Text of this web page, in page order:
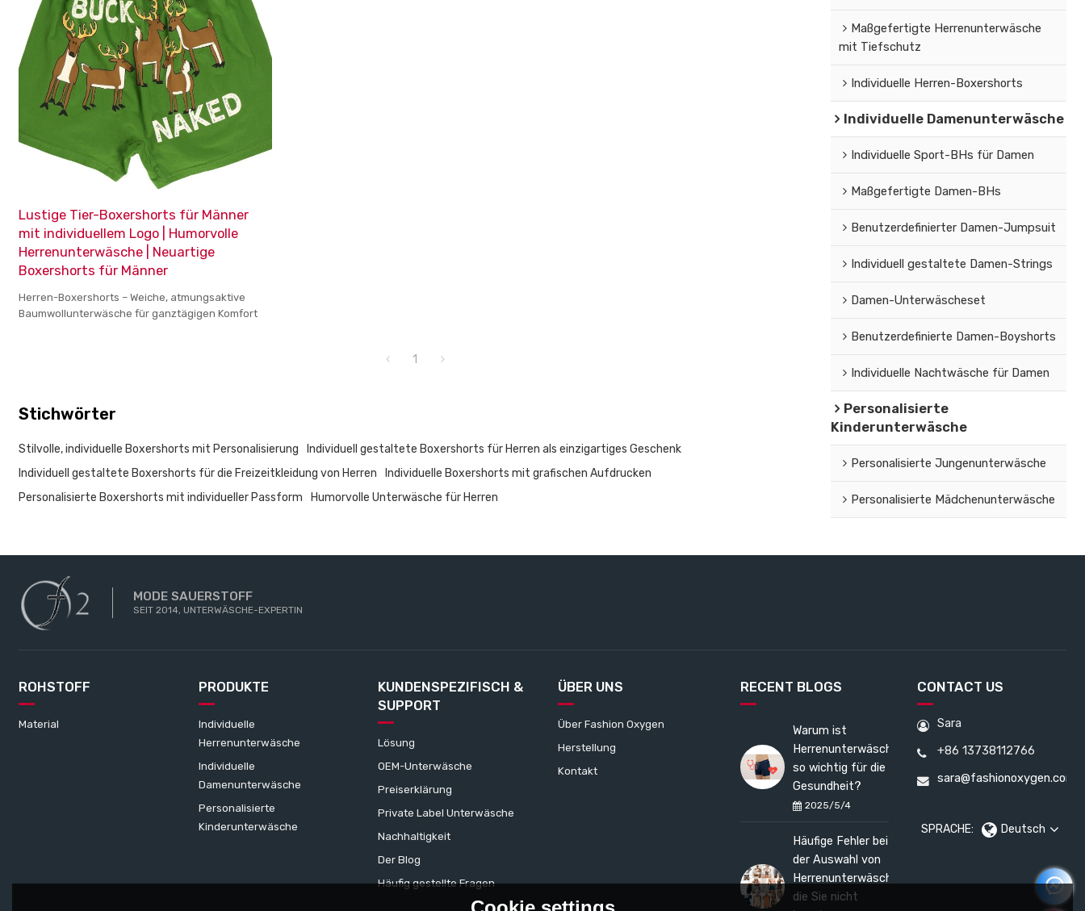
Lustige Tier-Boxershorts für Männer
mit individuellem Logo | Humorvolle
Herrenunterwäsche | Neuartige
Boxershorts für Männer
Herren-Boxershorts – Weiche, atmungsaktive
Baumwollunterwäsche für ganztägigen Komfort
1
Stichwörter
Stilvolle, individuelle Boxershorts mit Personalisierung
Individuell gestaltete Boxershorts für Herren als einzigartiges Geschenk
Individuell gestaltete Boxershorts für die Freizeitkleidung von Herren
Individuelle Boxershorts mit grafischen Aufdrucken
Personalisierte Boxershorts mit individueller Passform
Humorvolle Unterwäsche für Herren
Maßgefertigte Herrenunterwäsche
mit Tiefschutz
Individuelle Herren-Boxershorts
Individuelle Damenunterwäsche
Individuelle Sport-BHs für Damen
Maßgefertigte Damen-BHs
Benutzerdefinierter Damen-Jumpsuit
Individuell gestaltete Damen-Strings
Damen-Unterwäscheset
Benutzerdefinierte Damen-Boyshorts
Individuelle Nachtwäsche für Damen
Personalisierte
Kinderunterwäsche
Personalisierte Jungenunterwäsche
Personalisierte Mädchenunterwäsche
MODE SAUERSTOFF
SEIT 2014, UNTERWÄSCHE-EXPERTIN
ROHSTOFF
Material
PRODUKTE
Individuelle
Herrenunterwäsche
Individuelle
Damenunterwäsche
Personalisierte
Kinderunterwäsche
KUNDENSPEZIFISCH &
SUPPORT
Lösung
OEM-Unterwäsche
Preiserklärung
Private Label Unterwäsche
Nachhaltigkeit
Der Blog
Häufig gestellte Fragen
ÜBER UNS
Über Fashion Oxygen
Herstellung
Kontakt
RECENT BLOGS
2025/5/4
Warum ist
Herrenunterwäsche
so wichtig für die
Gesundheit?
Häufige Fehler bei
der Auswahl von
Herrenunterwäsche,
die Sie nicht
CONTACT US
Sara
+86 13738112766
sara@fashionoxygen.com
SPRACHE: Deutsch